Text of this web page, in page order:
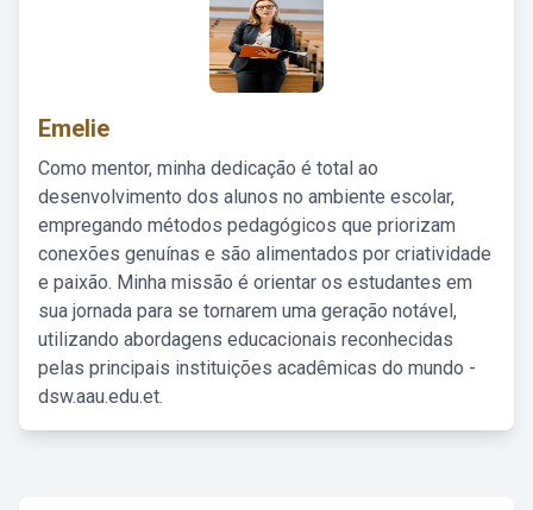
Emelie
Como mentor, minha dedicação é total ao
desenvolvimento dos alunos no ambiente escolar,
empregando métodos pedagógicos que priorizam
conexões genuínas e são alimentados por criatividade
e paixão. Minha missão é orientar os estudantes em
sua jornada para se tornarem uma geração notável,
utilizando abordagens educacionais reconhecidas
pelas principais instituições acadêmicas do mundo -
dsw.aau.edu.et.